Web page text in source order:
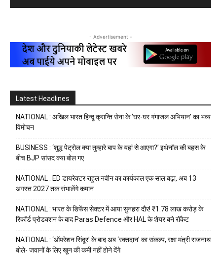
- Advertisement -
Latest Headlines
NATIONAL : अखिल भारत हिन्दू क्रान्ति सेना के ‘घर-घर गंगाजल अभियान’ का भव्य
विमोचन
BUSINESS : ‘शुद्ध पेट्रोल क्या तुम्हारे बाप के यहां से आएगा?’ इथेनॉल की बहस के
बीच BJP सांसद क्या बोल गए
NATIONAL : ED डायरेक्टर राहुल नवीन का कार्यकाल एक साल बढ़ा, अब 13
अगस्त 2027 तक संभालेंगे कमान
NATIONAL : भारत के डिफेंस सेक्टर में आया सुनहरा दौर! ₹1.78 लाख करोड़ के
रिकॉर्ड प्रोडक्शन के बाद Paras Defence और HAL के शेयर बने रॉकेट
NATIONAL : ‘ऑपरेशन सिंदूर’ के बाद अब ‘रक्तदान’ का संकल्प, रक्षा मंत्री राजनाथ
बोले- जवानों के लिए खून की कमी नहीं होने देंगे